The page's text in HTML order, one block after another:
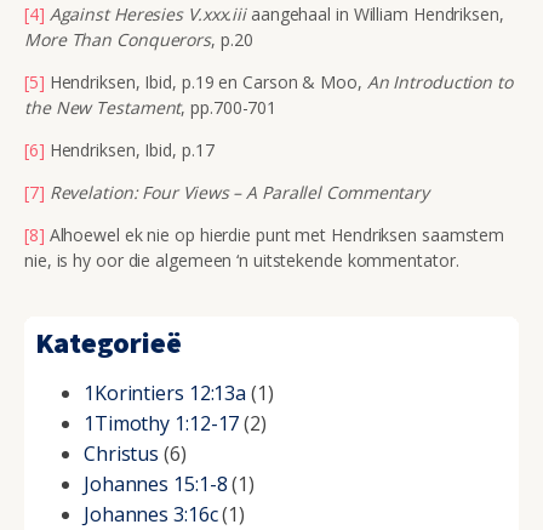
[4] Against Heresies V.xxx.iiiaangehaal in William Hendriksen,
More Than Conquerors, p.20
[5] Hendriksen, Ibid, p.19 en Carson & Moo, An Introduction to
the New Testament, pp.700-701
[6] Hendriksen, Ibid, p.17
[7] Revelation: Four Views – A Parallel Commentary
[8] Alhoewel ek nie op hierdie punt met Hendriksen saamstem
nie, is hy oor die algemeen ‘n uitstekende kommentator.
Kategorieë
1Korintiers 12:13a (1)
1Timothy 1:12-17(2)
Christus (6)
Johannes 15:1-8(1)
Johannes 3:16c(1)